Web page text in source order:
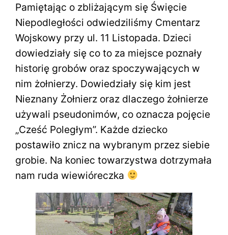
Pamiętając o zbliżającym się Święcie
Niepodległości odwiedziliśmy Cmentarz
Wojskowy przy ul. 11 Listopada. Dzieci
dowiedziały się co to za miejsce poznały
historię grobów oraz spoczywających w
nim żołnierzy. Dowiedziały się kim jest
Nieznany Żołnierz oraz dlaczego żołnierze
używali pseudonimów, co oznacza pojęcie
„Cześć Poległym”. Każde dziecko
postawiło znicz na wybranym przez siebie
grobie. Na koniec towarzystwa dotrzymała
nam ruda wiewióreczka